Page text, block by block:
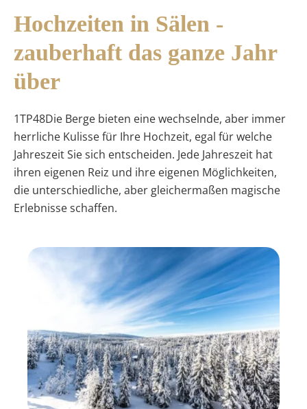
Hochzeiten in Sälen -
zauberhaft das ganze Jahr
über
1TP48Die Berge bieten eine wechselnde, aber immer
herrliche Kulisse für Ihre Hochzeit, egal für welche
Jahreszeit Sie sich entscheiden. Jede Jahreszeit hat
ihren eigenen Reiz und ihre eigenen Möglichkeiten,
die unterschiedliche, aber gleichermaßen magische
Erlebnisse schaffen.